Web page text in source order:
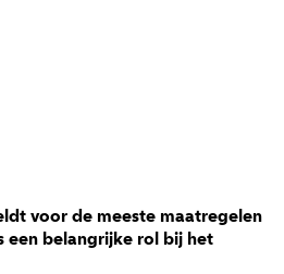
voor de meeste maatregelen
een belangrijke rol bij het